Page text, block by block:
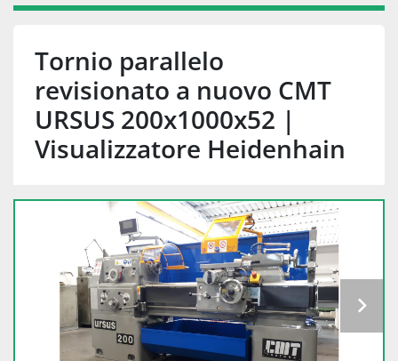
Tornio parallelo
revisionato a nuovo CMT
URSUS 200x1000x52 |
Visualizzatore Heidenhain